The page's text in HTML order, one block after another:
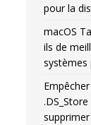
pour la
macOS
ils de
systèmes